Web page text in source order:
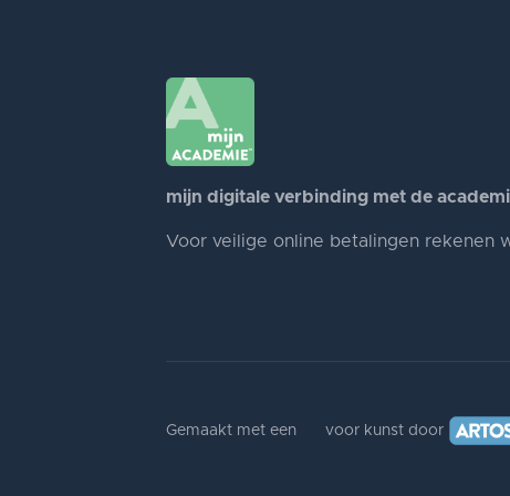
mijn digitale verbinding met de
Voor veilige online betalingen rekenen
Gemaakt met een voor kunst door